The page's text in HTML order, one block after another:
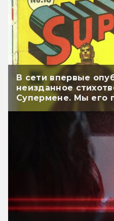
В сети впервые
неизданное
Супермене. Мы его